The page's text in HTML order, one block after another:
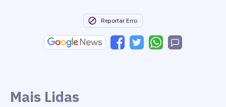
Reportar Erro
Mais Lidas